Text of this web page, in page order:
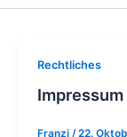
Rechtliches
Impressum
Franzi /22.